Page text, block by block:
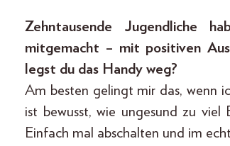
Zehntausende Jugendliche
mitgemacht – mit positiven
legst du das Handy weg?
Am besten gelingt mir das, wenn
ist bewusst, wie ungesund zu viel
Einfach mal abschalten und im